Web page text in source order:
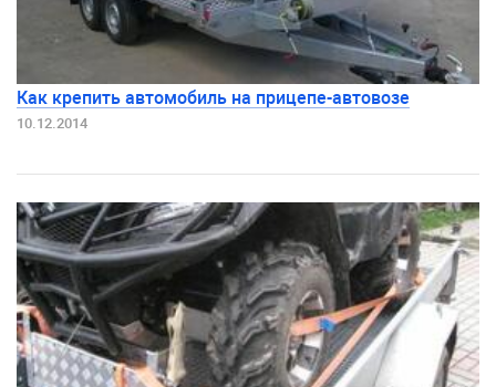
Как крепить автомобиль на прицепе-автовозе
10.12.2014